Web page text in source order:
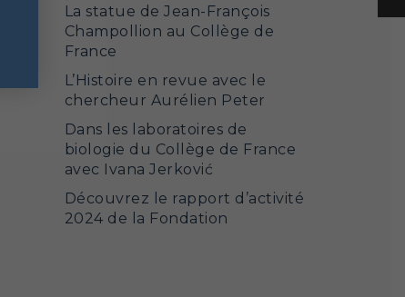
La statue de Jean-François
Champollion au Collège de
France
L’Histoire en revue avec le
chercheur Aurélien Peter
Dans les laboratoires de
biologie du Collège de France
avec Ivana Jerković
Découvrez le rapport d’activité
2024 de la Fondation